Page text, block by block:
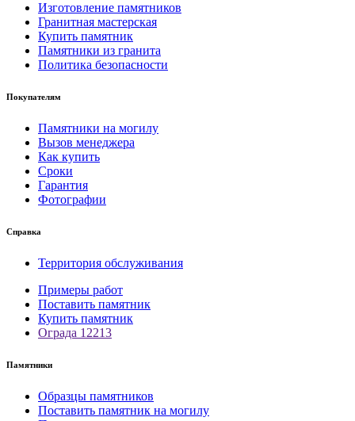
Изготовление памятников
Гранитная мастерская
Купить памятник
Памятники из гранита
Политика безопасности
Покупателям
Памятники на могилу
Вызов менеджера
Как купить
Сроки
Гарантия
Фотографии
Справка
Территория обслуживания
Примеры работ
Поставить памятник
Купить памятник
Ограда 12213
Памятники
Образцы памятников
Поставить памятник на могилу